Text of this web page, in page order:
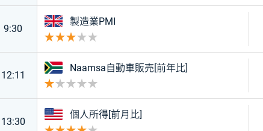
9:30
イギリス
製造業PMI
12:11
南アフリカ
Naamsa自動車販売[前年比]
13:30
アメリカ
個人所得[前月比]